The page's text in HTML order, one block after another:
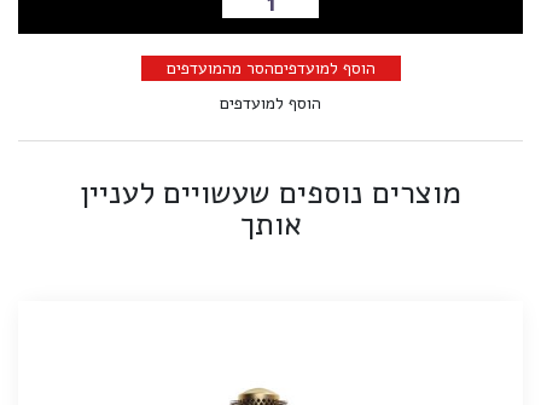
הוספה לסל
הוסף למועדפיםהסר מהמועדפים
הוסף למועדפים
מוצרים נוספים שעשויים לעניין
אותך